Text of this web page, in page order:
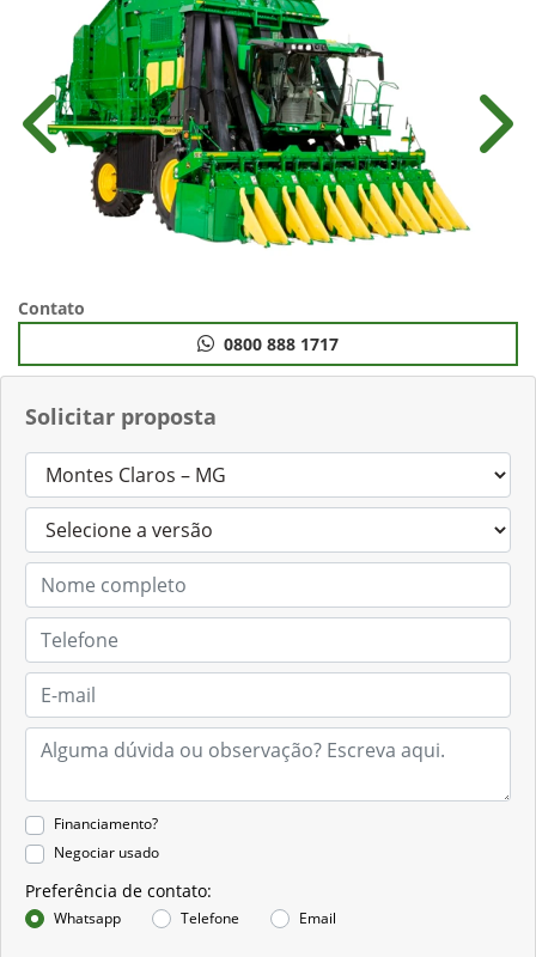
Solicitar proposta
Financiamento?
Negociar usado
Preferência de contato:
Whatsapp Telefone Email
Anterior
Contato
0800 888 1717